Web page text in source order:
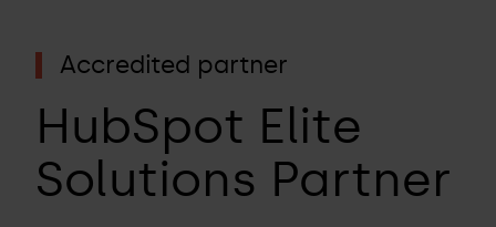
Accredited partner
HubSpot Elite
Solutions Partner